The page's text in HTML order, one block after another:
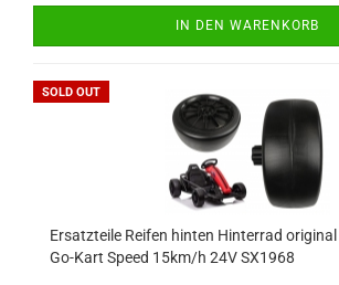
IN DEN WARENKORB
SOLD OUT
Ersatzteile Reifen hinten Hinterrad
Go-Kart Speed 15km/h 24V SX1968